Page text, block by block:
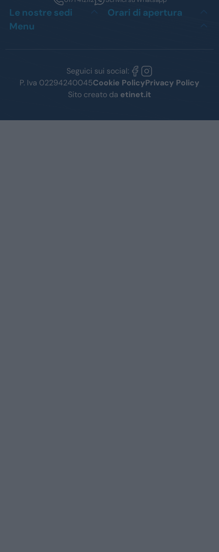
Le nostre sedi
Orari di apertura
Menu
Seguici sui social:
P. Iva 02294240045Cookie PolicyPrivacy Policy
Sito creato da etinet.it